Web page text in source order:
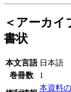
＜アーカイ
書状
本文言語 日本語
巻冊数
1
本資料